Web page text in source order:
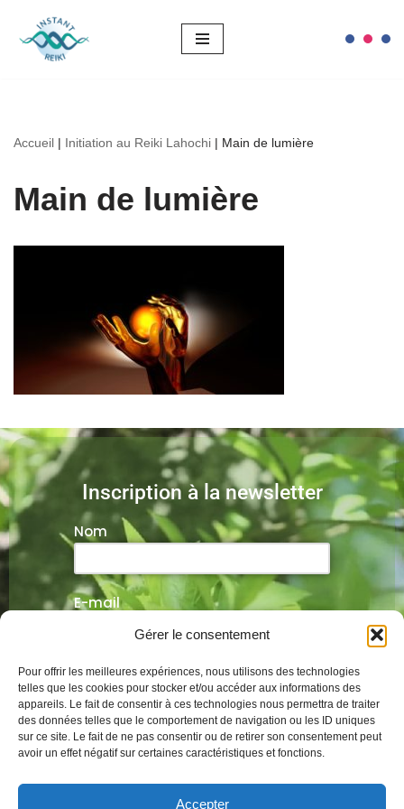
Gérer le consentement
Pour offrir les meilleures expériences, nous utilisons des technologies
telles que les cookies pour stocker et/ou accéder aux informations des
appareils. Le fait de consentir à ces technologies nous permettra de traiter
des données telles que le comportement de navigation ou les ID uniques
sur ce site. Le fait de ne pas consentir ou de retirer son consentement peut
avoir un effet négatif sur certaines caractéristiques et fonctions.
Accepter
Aller
Accueil | Initiation au Reiki Lahochi | Main de lumière
Main de lumière
Inscription à la newsletter
Nom
E-mail
Veuillez laisser ce champ vide.
Alternative: